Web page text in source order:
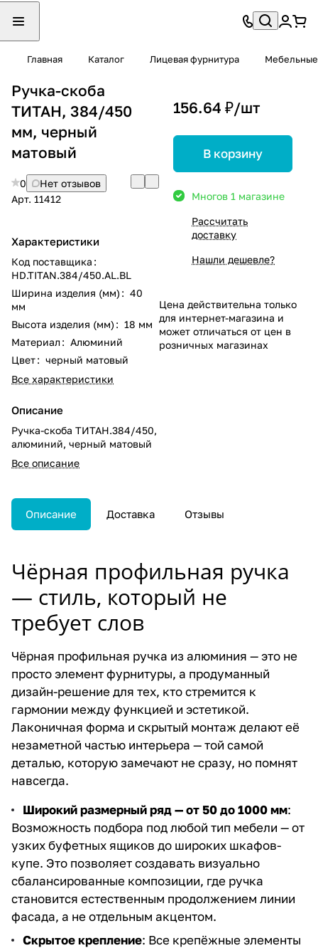
Главная Каталог Лицевая фурнитура
Ручка-скоба
ТИТАН, 384/450
мм, черный
матовый
0
Нет отзывов
Арт. 11412
Характеристики
Код поставщика :
HD.TITAN.384/450.AL.BL
Ширина изделия (мм) : 40
мм
Высота изделия (мм) : 18 мм
Материал : Алюминий
Цвет: черный матовый
Все характеристики
Описание
Ручка-скоба ТИТАН.384/450,
алюминий, черный матовый
Все описание
156.64 ₽/шт
В корзину
Многов 1 магазине
Рассчитать
доставку
Нашли дешевле?
Цена действительна только
для интернет-магазина и
может отличаться от цен в
розничных магазинах
Описание Доставка Отзывы
Чёрная профильная ручка
— стиль, который не
требует слов
Чёрная профильная ручка из алюминия — это не
просто элемент фурнитуры, а продуманный
дизайн-решение для тех, кто стремится к
гармонии между функцией и эстетикой.
Лаконичная форма и скрытый монтаж делают её
незаметной частью интерьера — той самой
деталью, которую замечают не сразу, но помнят
навсегда.
Широкий размерный ряд — от 50 до 1000 мм:
Возможность подбора под любой тип мебели — от
узких буфетных ящиков до широких шкафов-
купе. Это позволяет создавать визуально
сбалансированные композиции, где ручка
становится естественным продолжением линии
фасада, а не отдельным акцентом.
Скрытое крепление: Все крепёжные элементы